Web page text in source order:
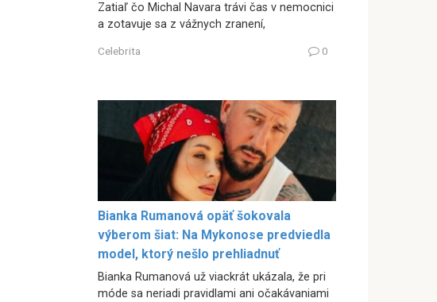
Zatiaľ čo Michal Navara trávi čas v nemocnici
a zotavuje sa z vážnych zranení,
Celebrita 0
Bianka Rumanová opäť šokovala
výberom šiat: Na Mykonose predviedla
model, ktorý nešlo prehliadnuť
Bianka Rumanová už viackrát ukázala, že pri
móde sa neriadi pravidlami ani očakávaniami